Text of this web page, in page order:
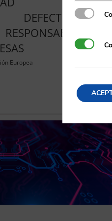
Europea
Cookies
Cookies